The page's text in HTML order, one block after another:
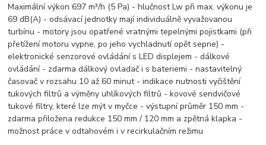
Maximální výkon 697 m³/h (5 Pa) - hlučnost Lw při max. výkonu je
69 dB(A) - odsávací jednotky mají individuálně vyvažovanou
turbínu - motory jsou opatřené vratnými tepelnými pojistkami (při
přetížení motoru vypne, po jeho vychladnutí opět sepne) -
elektronické senzorové ovládání s LED displejem - dálkové
ovládání - zdarma dálkový ovladač i s bateriemi - nastavitelný
časovač v rozsahu 10 až 60 minut - indikace nutnosti vyčištění
tukových filtrů a výměny uhlíkových filtrů - kovové sendvičové
tukové filtry, které lze mýt v myčce - výstupní průměr 150 mm -
zdarma přiložena redukce 150 mm / 120 mm a zpětná klapka -
možnost práce v odtahovém i v recirkulačním režimu